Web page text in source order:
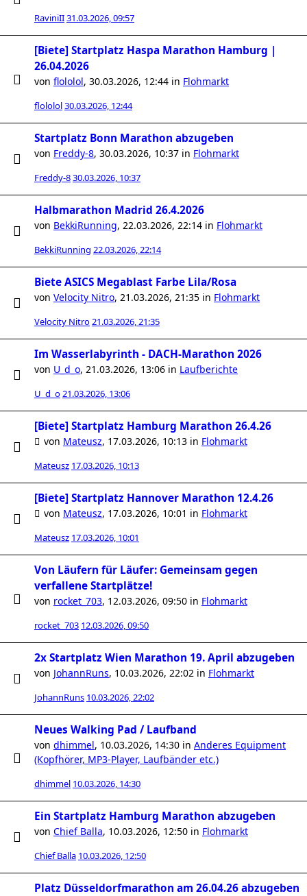
RaviniII31.03.2026, 09:57
[Biete] Startplatz Haspa Marathon Hamburg |
26.04.2026
von flololol, 30.03.2026, 12:44 in Flohmarkt
flololol30.03.2026, 12:44
Startplatz Bonn Marathon abzugeben
von Freddy-8, 30.03.2026, 10:37 in Flohmarkt
Freddy-830.03.2026, 10:37
Halbmarathon Madrid 26.4.2026
von BekkiRunning, 22.03.2026, 22:14 in Flohmarkt
BekkiRunning 22.03.2026, 22:14
Biete ASICS Megablast Farbe Lila/Rosa
von Velocity Nitro, 21.03.2026, 21:35 in Flohmarkt
Velocity Nitro21.03.2026, 21:35
Im Wasserlabyrinth - DACH-Marathon 2026
von U_d_o, 21.03.2026, 13:06 in Laufberichte
U_d_o21.03.2026, 13:06
[Biete] Startplatz Hamburg Marathon 26.4.26
von Mateusz, 17.03.2026, 10:13 in Flohmarkt
Mateusz 17.03.2026, 10:13
[Biete] Startplatz Hannover Marathon 12.4.26
von Mateusz, 17.03.2026, 10:01 in Flohmarkt
Mateusz 17.03.2026, 10:01
Von Läufern für Läufer: Gemeinsam gegen
verfallene Startplätze!
von rocket_703, 12.03.2026, 09:50 in Flohmarkt
rocket_703 12.03.2026, 09:50
2x Startplatz Wien Marathon 19. April abzugeben
von JohannRuns, 10.03.2026, 22:02 in Flohmarkt
JohannRuns 10.03.2026, 22:02
Neues Walking Pad / Laufband
von dhimmel, 10.03.2026, 14:30 in Anderes Equipment
(Kopfhörer, MP3-Player, Laufbänder etc.)
dhimmel 10.03.2026, 14:30
Ein Startplatz Hamburg Marathon abzugeben
von Chief Balla, 10.03.2026, 12:50 in Flohmarkt
Chief Balla 10.03.2026, 12:50
Platz Düsseldorfmarathon am 26.04.26 abzugeben